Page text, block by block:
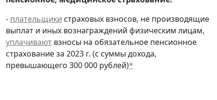
- плательщики страховых взносов, не производящие
выплат и иных вознаграждений физическим лицам,
уплачивают взносы на обязательное пенсионное
страхование за 2023 г. (с суммы дохода,
превышающего 300 000 рублей)*